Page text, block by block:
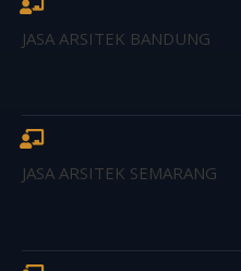
JASA ARSITEK BANDUNG
JASA ARSITEK SEMARANG